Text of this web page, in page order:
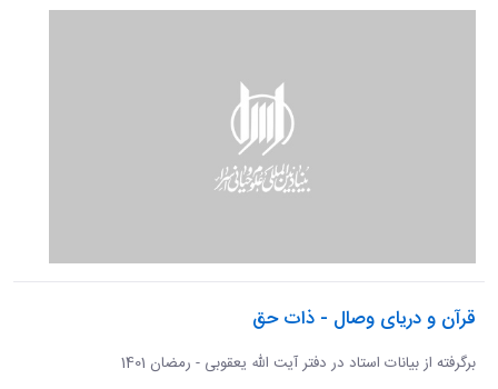
قرآن و دریای وصال - ذات حق
برگرفته از بیانات استاد در دفتر آیت الله یعقوبی - رمضان 1401